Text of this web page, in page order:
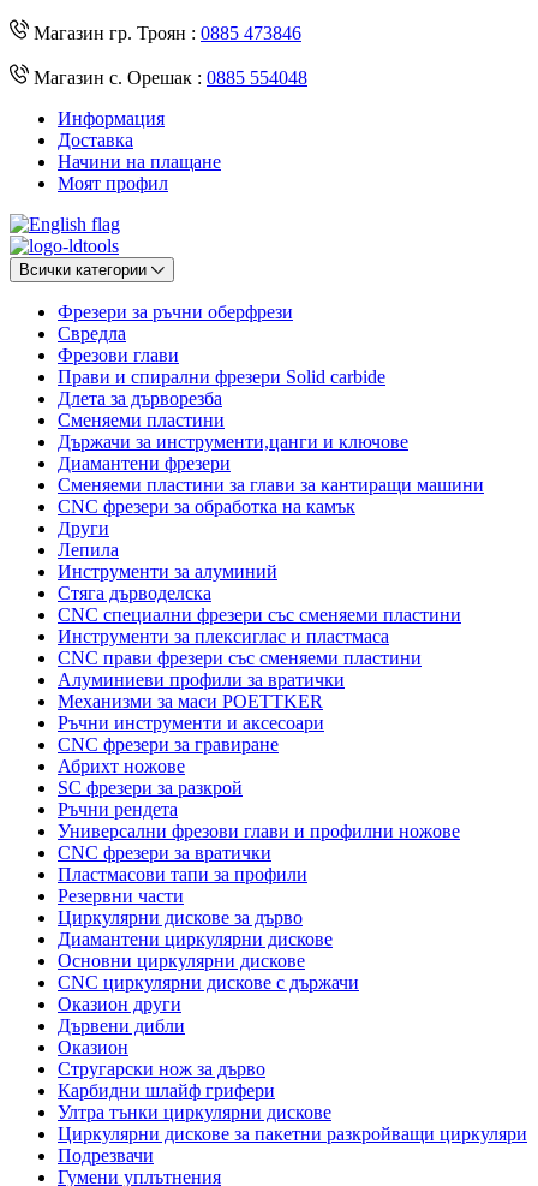
Магазин гр. Троян : 0885 473846
Магазин с. Орешак : 0885 554048
Информация
Доставка
Начини на плащане
Моят профил
Всички категории
Фрезери за ръчни оберфрези
Свредла
Фрезови глави
Прави и спирални фрезери Solid carbide
Длета за дърворезба
Сменяеми пластини
Държачи за инструменти,цанги и ключове
Диамантени фрезери
Сменяеми пластини за глави за кантиращи машини
CNC фрезери за обработка на камък
Други
Лепила
Инструменти за алуминий
Стяга дърводелска
CNC специални фрезери със сменяеми пластини
Инструменти за плексиглас и пластмаса
CNC прави фрезери със сменяеми пластини
Алуминиеви профили за вратички
Механизми за маси POETTKER
Ръчни инструменти и аксесоари
CNC фрезери за гравиране
Абрихт ножове
SC фрезери за разкрой
Ръчни рендета
Универсални фрезови глави и профилни ножове
CNC фрезери за вратички
Пластмасови тапи за профили
Резервни части
Циркулярни дискове за дърво
Диамантени циркулярни дискове
Основни циркулярни дискове
CNC циркулярни дискове с държачи
Оказион други
Дървени дибли
Оказион
Стругарски нож за дърво
Карбидни шлайф грифери
Ултра тънки циркулярни дискове
Циркулярни дискове за пакетни разкройващи циркуляри
Подрезвачи
Гумени уплътнения